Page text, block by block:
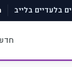
בלעדיים בלייב